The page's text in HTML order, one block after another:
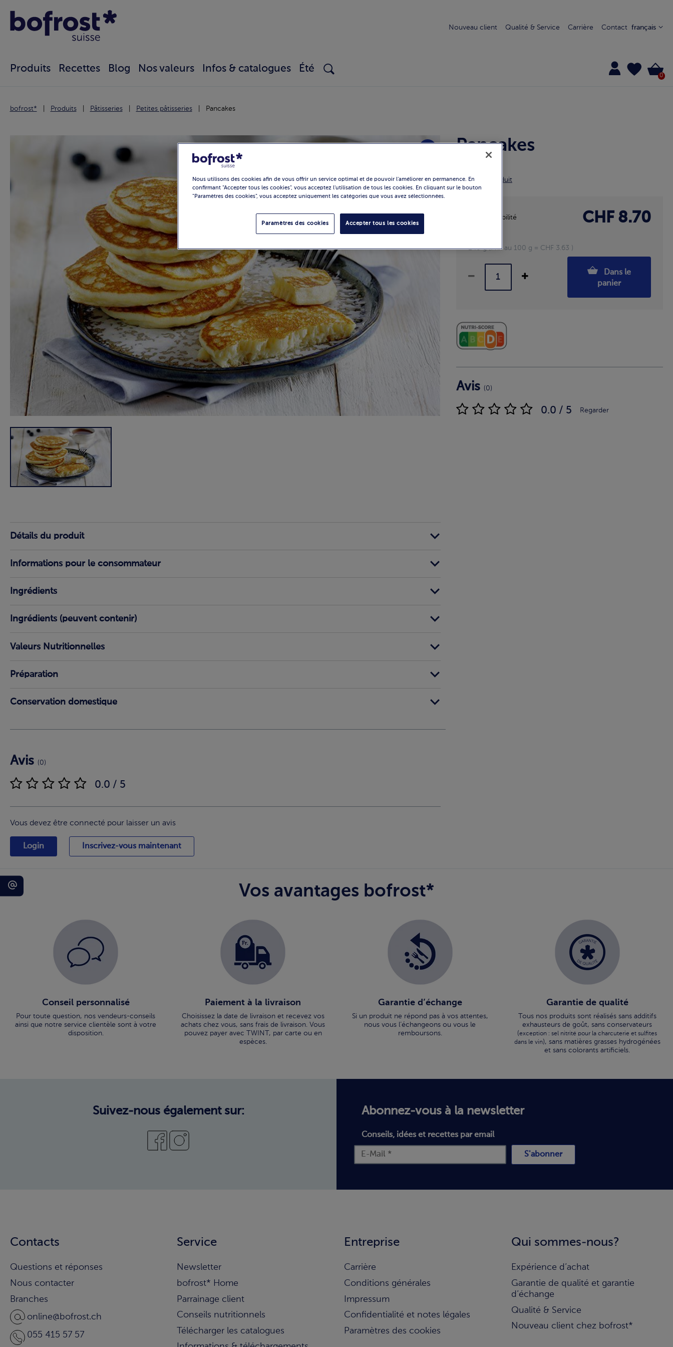
Nouveau client Qualité & Service Carrière Contact français
Produits Recettes Blog Nos valeurs Infos & catalogues Été
0
bofrost* Produits Pâtisseries Petites pâtisseries Pancakes
Pancakes
Détails du produit
Disponibilité CHF 8.70
240 g (Prix au 100 g = CHF 3.63 )
panier
Avis (0)
0.0 / 5 Regarder
Détails du produit
Informations pour le consommateur
Ingrédients
Ingrédients (peuvent contenir)
Valeurs Nutritionnelles
Préparation
Conservation domestique
Avis (0)
0.0 / 5
Vous devez être connecté pour laisser un avis
Login Inscrivez-vous maintenant
Vos avantages bofrost*
Conseil personnalisé
Pour toute question, nos vendeurs-conseils
ainsi que notre service clientèle sont à votre
disposition.
Paiement à la livraison
Choisissez la date de livraison et recevez vos
achats chez vous, sans frais de livraison. Vous
pouvez payer avec TWINT, par carte ou en
espèces.
Garantie d’échange
Si un produit ne répond pas à vos attentes,
nous vous l’échangeons ou vous le
remboursons.
Garantie de qualité
Tous nos produits sont réalisés sans additifs
exhausteurs de goût, sans conservateurs
(exception : sel nitrité pour la charcuterie et sulfites
dans le vin), sans matières grasses hydrogénées
et sans colorants artificiels.
Contacts
Questions et réponses
Nous contacter
Branches
online@bofrost.ch
055 415 57 57
Service
Newsletter
bofrost* Home
Parrainage client
Conseils nutritionnels
Télécharger les catalogues
Entreprise
Carrière
Conditions générales
Impressum
Confidentialité et notes légales
Paramètres des cookies
Qui sommes-nous?
Expérience d’achat
Garantie de qualité et garantie
d’échange
Qualité & Service
Nouveau client chez bofrost*
Suivez-nous également sur: Abonnez-vous à la newsletter
Conseils, idées et recettes par email
S'abonner
Nous utilisons des cookies afin de vous offrir un service optimal et de pouvoir l'améliorer en permanence. En
confirmant "Accepter tous les cookies", vous acceptez l'utilisation de tous les cookies. En cliquant sur le bouton
"Paramètres des cookies", vous acceptez uniquement les catégories que vous avez sélectionnées.
Accepter tous les cookies
Paramètres des cookies